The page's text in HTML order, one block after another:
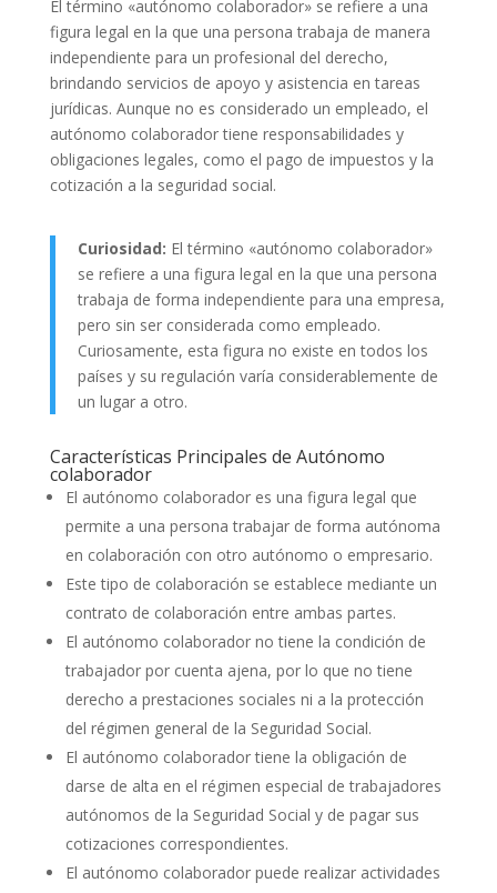
El término «autónomo colaborador» se refiere a una
figura legal en la que una persona trabaja de manera
independiente para un profesional del derecho,
brindando servicios de apoyo y asistencia en tareas
jurídicas. Aunque no es considerado un empleado, el
autónomo colaborador tiene responsabilidades y
obligaciones legales, como el pago de impuestos y la
cotización a la seguridad social.
Curiosidad: El término «autónomo colaborador»
se refiere a una figura legal en la que una persona
trabaja de forma independiente para una empresa,
pero sin ser considerada como empleado.
Curiosamente, esta figura no existe en todos los
países y su regulación varía considerablemente de
un lugar a otro.
Características Principales de Autónomo
colaborador
El autónomo colaborador es una figura legal que
permite a una persona trabajar de forma autónoma
en colaboración con otro autónomo o empresario.
Este tipo de colaboración se establece mediante un
contrato de colaboración entre ambas partes.
El autónomo colaborador no tiene la condición de
trabajador por cuenta ajena, por lo que no tiene
derecho a prestaciones sociales ni a la protección
del régimen general de la Seguridad Social.
El autónomo colaborador tiene la obligación de
darse de alta en el régimen especial de trabajadores
autónomos de la Seguridad Social y de pagar sus
cotizaciones correspondientes.
El autónomo colaborador puede realizar actividades